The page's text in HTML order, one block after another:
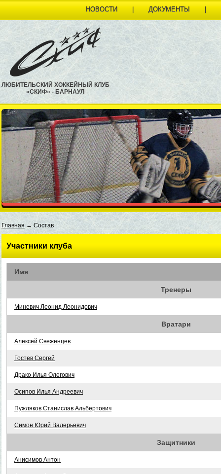
НОВОСТИ | ДОКУМЕНТЫ |
ЛЮБИТЕЛЬСКИЙ ХОККЕЙНЫЙ КЛУБ
«СКИФ» - БАРНАУЛ
Главная → Состав
Участники клуба
Имя
Тренеры
Миневич Леонид Леонидович
Вратари
Алексей Свеженцев
Гостев Сергей
Драко Илья Олегович
Осипов Илья Андреевич
Пужляков Станислав Альбертович
Симон Юрий Валерьевич
Защитники
Анисимов Антон